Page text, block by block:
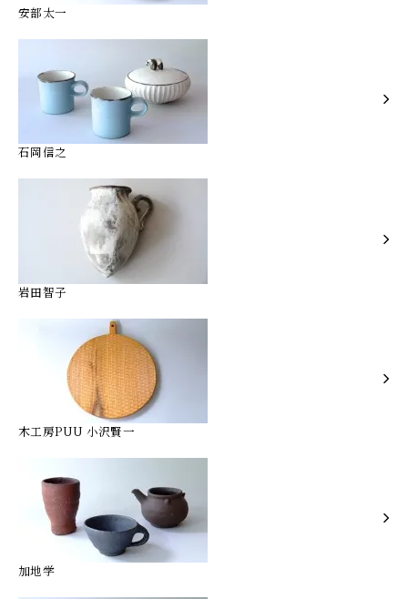
安部太一
石岡信之
岩田智子
木工房PUU 小沢賢一
加地学